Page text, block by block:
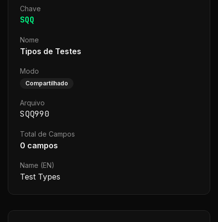
Chave
SQQ
Nome
Tipos de Testes
Modo
Compartilhado
Arquivo
SQQ990
Total de Campos
0 campos
Name (EN)
Test Types